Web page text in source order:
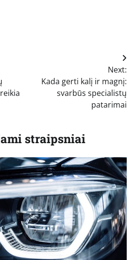
Next:
Kada gerti kalį ir magnį:
svarbūs specialistų
patarimai
straipsniai